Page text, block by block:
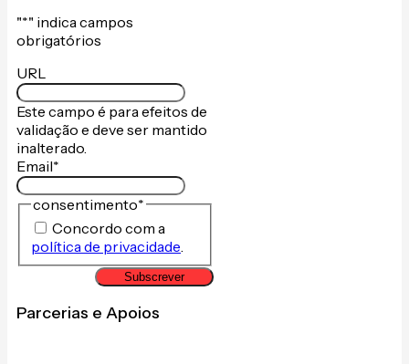
"*" indica campos
obrigatórios
URL
Este campo é para efeitos de
validação e deve ser mantido
inalterado.
Email*
consentimento*
Concordo com a
política de privacidade
Subscrever
Parcerias e Apoios